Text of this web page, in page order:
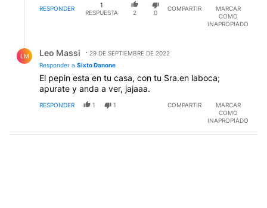
RESPONDER
1
RESPUESTA
2 0
COMPARTIR
MARCAR
COMO
INAPROPIADO
LM Leo Massi
29 DE SEPTIEMBRE DE 2022
Responder a Sixto Danone
El pepin esta en tu casa, con tu Sra.en laboca;
apurate y anda a ver, jajaaa.
RESPONDER 1 1 COMPARTIR
MARCAR
COMO
INAPROPIADO